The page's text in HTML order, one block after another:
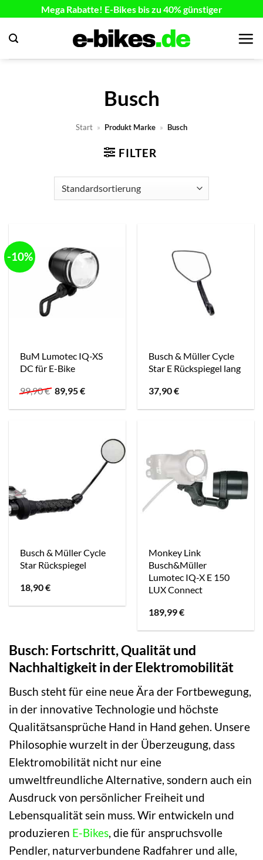
springen
Mega Rabatte! E-Bikes bis zu 40% günstiger
Busch
Start » Produkt Marke » Busch
FILTER
-10%
BuM Lumotec IQ-XS
DC für E-Bike
99,90€ Ursprünglicher
Preis
war:
89,95€Aktueller
ist:
Busch & Müller Cycle
Star E Rückspiegel lang
37,90€
Busch & Müller Cycle
Star Rückspiegel
18,90€
Monkey Link
Busch&Müller
Lumotec IQ-X E 150
LUX Connect
189,99€
Busch: Fortschritt, Qualität und
Nachhaltigkeit in der Elektromobilität
Busch steht für eine neue Ära der Fortbewegung,
in der innovative Technologie und höchste
Qualitätsansprüche Hand in Hand gehen. Unsere
Philosophie wurzelt in der Überzeugung, dass
Elektromobilität nicht nur eine
umweltfreundliche Alternative, sondern auch ein
Ausdruck von persönlicher Freiheit und
Lebensqualität sein muss. Wir entwickeln und
produzieren E-Bikes, die für anspruchsvolle
Pendler, naturverbundene Radfahrer und alle,